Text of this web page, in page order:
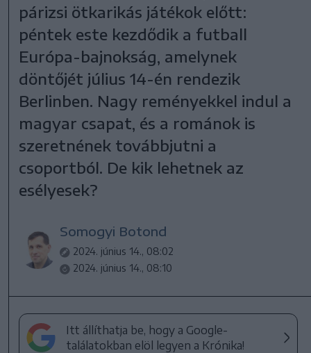
párizsi ötkarikás játékok előtt:
péntek este kezdődik a futball
Európa-bajnokság, amelynek
döntőjét július 14-én rendezik
Berlinben. Nagy reményekkel indul a
magyar csapat, és a románok is
szeretnének továbbjutni a
csoportból. De kik lehetnek az
esélyesek?
Somogyi Botond
2024. június 14., 08:02
2024. június 14., 08:10
Itt állíthatja be, hogy a Google-
találatokban elöl legyen a Krónika!